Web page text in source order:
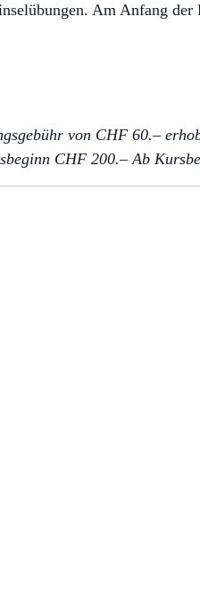
Am Anfang
von CHF 60.–
CHF 200.– Ab